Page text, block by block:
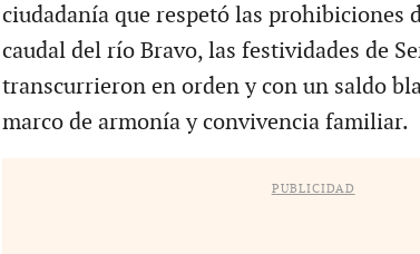
ciudadanía que respetó las prohibiciones
caudal del río Bravo, las festividades de
transcurrieron en orden y con un saldo
marco de armonía y convivencia familiar.
PUBLICIDAD